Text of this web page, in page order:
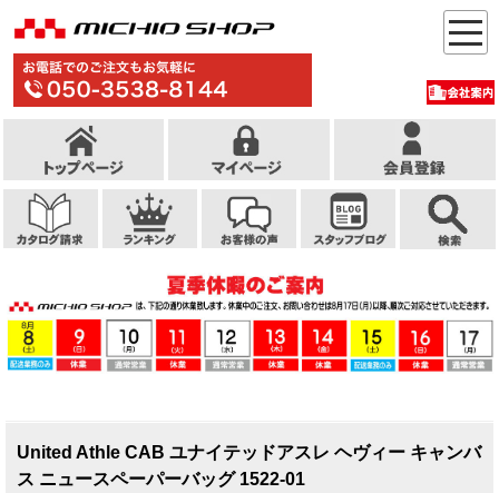
United Athle CAB ユナイテッドアスレ ヘヴィー キャンバ
ス ニュースペーパーバッグ 1522-01